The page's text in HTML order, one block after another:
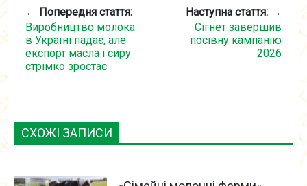
← Попередня стаття:
Виробництво молока
в Україні падає, але
експорт масла і сиру
стрімко зростає
Наступна стаття: →
Сігнет завершив
посівну кампанію
2026
СХОЖІ ЗАПИСИ